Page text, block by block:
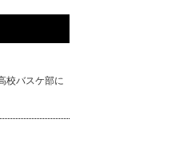
校バスケ部に